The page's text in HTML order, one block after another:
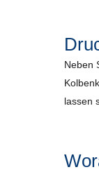
Neben
lassen